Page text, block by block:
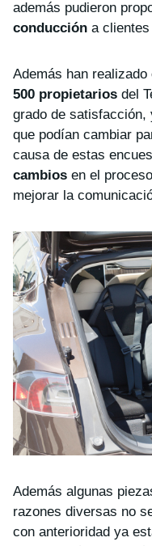
además pudieron
conducción a
Además han realizado
500 propietarios del
grado de satisfacción,
que podían cambiar
causa de estas
cambios en el
mejorar la
Además algunas
razones diversas no
con anterioridad ya